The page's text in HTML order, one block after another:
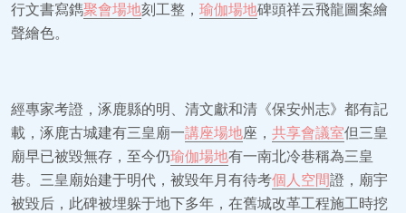
行文書寫鐫聚會場地刻工整， 瑜伽場地碑頭祥云飛龍圖案繪
聲繪色。
經專家考證，涿鹿縣的明、清文獻和清《保安州志》都有記
載，涿鹿古城建有三皇廟一講座場地座， 共享會議室但三皇
廟早已被毀無存，至今仍瑜伽場地有一南北冷巷稱為三皇
巷。三皇廟始建于明代，被毀年月有待考個人空間證，廟宇
被毀后，此碑被埋躲于地下多年，在舊城改革工程施工時挖